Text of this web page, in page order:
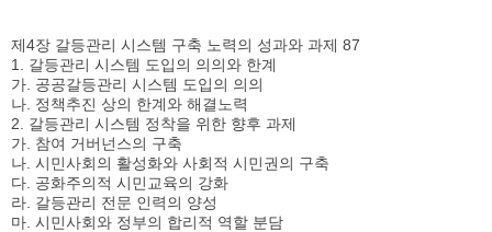
제4장 갈등관리 시스템 구축 노력의 성과와 과제 87
1. 갈등관리 시스템 도입의 의의와 한계
가. 공공갈등관리 시스템 도입의 의의
나. 정책추진 상의 한계와 해결노력
2. 갈등관리 시스템 정착을 위한 향후 과제
가. 참여 거버넌스의 구축
나. 시민사회의 활성화와 사회적 시민권의 구축
다. 공화주의적 시민교육의 강화
라. 갈등관리 전문 인력의 양성
마. 시민사회와 정부의 합리적 역할 분담